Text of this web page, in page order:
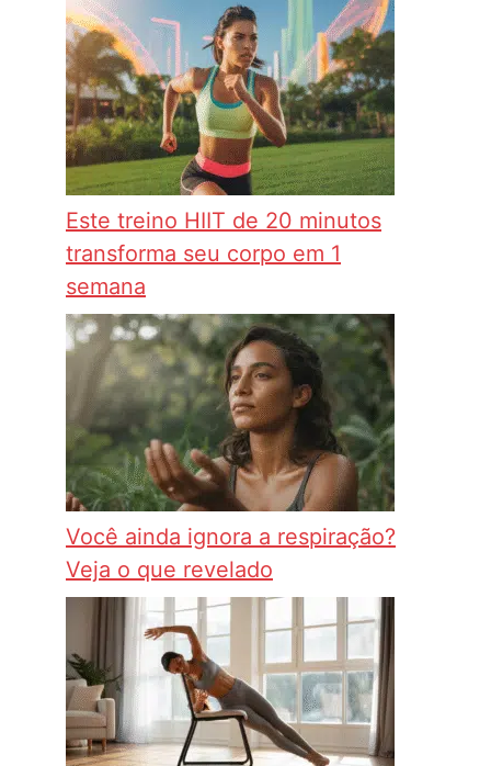
Este treino HIIT de 20 minutos
transforma seu corpo em 1
semana
Você ainda ignora a respiração?
Veja o que revelado